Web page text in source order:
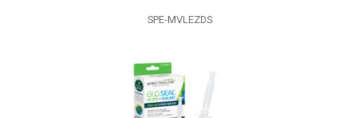
SPE-MVLEZDS